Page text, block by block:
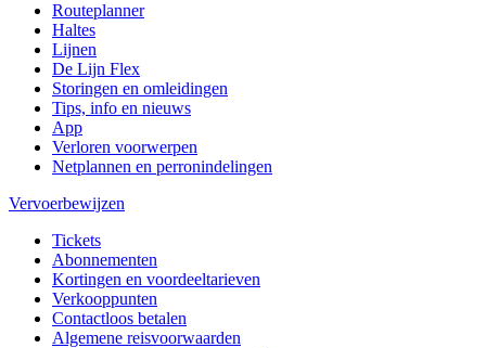
Routeplanner
Haltes
Lijnen
De Lijn Flex
Storingen en omleidingen
Tips, info en nieuws
App
Verloren voorwerpen
Netplannen en perronindelingen
Vervoerbewijzen
Tickets
Abonnementen
Kortingen en voordeeltarieven
Verkooppunten
Contactloos betalen
Algemene reisvoorwaarden